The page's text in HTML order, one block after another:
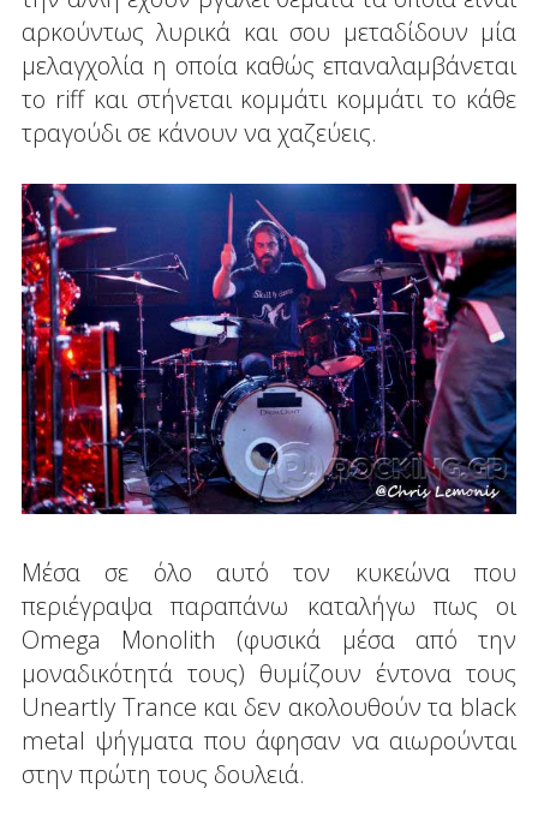
αρκούντως λυρικά και σου μεταδίδουν μία
μελαγχολία η οποία καθώς επαναλαμβάνεται
το riff και στήνεται κομμάτι κομμάτι το κάθε
τραγούδι σε κάνουν να χαζεύεις.
Μέσα σε όλο αυτό τον κυκεώνα που
περιέγραψα παραπάνω καταλήγω πως οι
Omega Monolith (φυσικά μέσα από την
μοναδικότητά τους) θυμίζουν έντονα τους
Uneartly Trance και δεν ακολουθούν τα black
metal ψήγματα που άφησαν να αιωρούνται
στην πρώτη τους δουλειά.